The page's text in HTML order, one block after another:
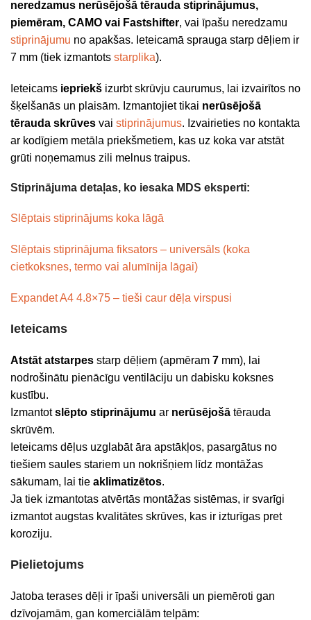
neredzamus nerūsējošā tērauda stiprinājumus,
piemēram, CAMO vai Fastshifter, vai īpašu neredzamu
stiprinājumu no apakšas. Ieteicamā sprauga starp dēļiem ir
7 mm (tiek izmantots starplika).
Ieteicams iepriekš izurbt skrūvju caurumus, lai izvairītos no
šķelšanās un plaisām. Izmantojiet tikai nerūsējošā
tērauda skrūves vai stiprinājumus. Izvairieties no kontakta
ar kodīgiem metāla priekšmetiem, kas uz koka var atstāt
grūti noņemamus zili melnus traipus.
Stiprinājuma detaļas, ko iesaka MDS eksperti:
Slēptais stiprinājums koka lāgā
Slēptais stiprinājuma fiksators – universāls (koka
cietkoksnes, termo vai alumīnija lāgai)
Expandet A4 4.8×75 – tieši caur dēļa virspusi
Ieteicams
Atstāt atstarpes starp dēļiem (apmēram 7 mm), lai
nodrošinātu pienācīgu ventilāciju un dabisku koksnes
kustību.
Izmantotslēpto stiprinājumu ar nerūsējošā tērauda
skrūvēm.
Ieteicams dēļus uzglabāt āra apstākļos, pasargātus no
tiešiem saules stariem un nokrišņiem līdz montāžas
sākumam, lai tie aklimatizētos.
Ja tiek izmantotas atvērtās montāžas sistēmas, ir svarīgi
izmantot augstas kvalitātes skrūves, kas ir izturīgas pret
koroziju.
Pielietojums
Jatoba terases dēļi ir īpaši universāli un piemēroti gan
dzīvojamām, gan komerciālām telpām: